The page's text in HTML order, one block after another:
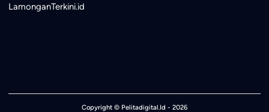
LamonganTerkini.id
Copyright © Pelitadigital.Id - 2026